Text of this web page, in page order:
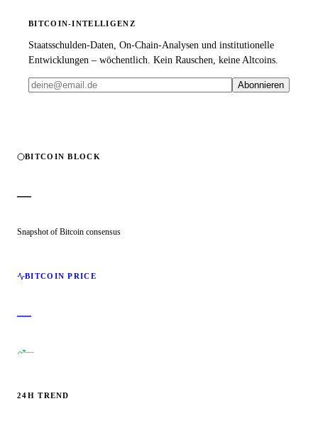
BITCOIN-INTELLIGENZ
Staatsschulden-Daten, On-Chain-Analysen und institutionelle
Entwicklungen – wöchentlich. Kein Rauschen, keine Altcoins.
Abonnieren
BITCOIN BLOCK
—
Snapshot of Bitcoin consensus
BITCOIN PRICE
—
—
24H TREND